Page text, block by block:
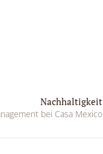
Nachhaltigkeit
bei Casa Mexico